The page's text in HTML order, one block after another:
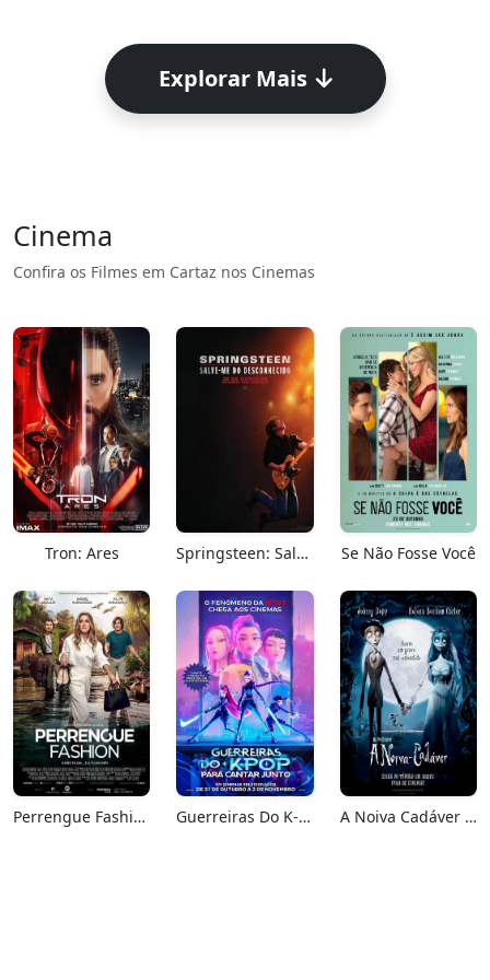
Explorar Mais
Cinema
Confira os Filmes em Cartaz nos Cinemas
Tron: Ares Springsteen: Salve-me Do Desconhecido Se Não Fosse Você
Perrengue Fashion Guerreiras Do K-Pop: Para Cantar Junto A Noiva Cadáver (Relançamento)